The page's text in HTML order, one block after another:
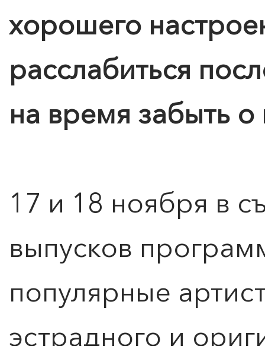
хорошего
расслабиться
на время забыть
17 и 18 ноября в
выпусков
популярные
эстрадного и